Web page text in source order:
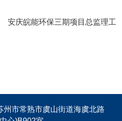
保三期项目 总监理工
州市常熟市虞山街道海虞北路